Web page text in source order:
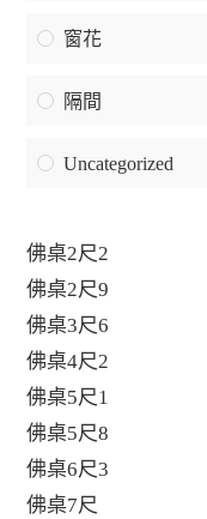
窗花
隔間
Uncategorized
佛桌2尺2
佛桌2尺9
佛桌3尺6
佛桌4尺2
佛桌5尺1
佛桌5尺8
佛桌6尺3
佛桌7尺